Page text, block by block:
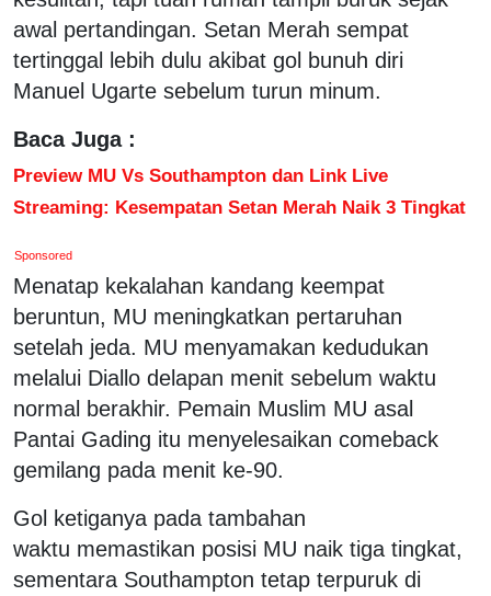
awal pertandingan. Setan Merah sempat
tertinggal lebih dulu akibat gol bunuh diri
Manuel Ugarte sebelum turun minum.
Baca Juga :
Preview MU Vs Southampton dan Link Live
Streaming: Kesempatan Setan Merah Naik 3 Tingkat
Sponsored
Menatap kekalahan kandang keempat
beruntun, MU meningkatkan pertaruhan
setelah jeda. MU menyamakan kedudukan
melalui Diallo delapan menit sebelum waktu
normal berakhir. Pemain Muslim MU asal
Pantai Gading itu menyelesaikan comeback
gemilang pada menit ke-90.
Gol ketiganya pada tambahan
waktu memastikan posisi MU naik tiga tingkat,
sementara Southampton tetap terpuruk di